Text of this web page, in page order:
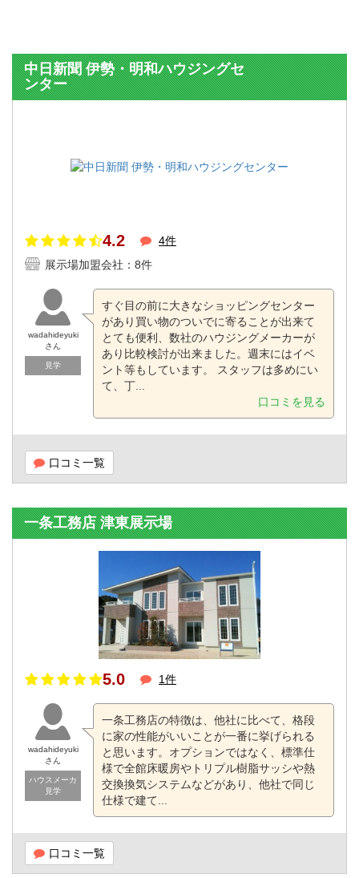
中日新聞 伊勢・明和ハウジングセ
ンター
4.2
4件
展示場加盟会社：8件
wadahideyuki
さん
見学
すぐ目の前に大きなショッピングセンター
があり買い物のついでに寄ることが出来て
とても便利、数社のハウジングメーカーが
あり比較検討が出来ました。週末にはイベ
ント等もしています。 スタッフは多めにい
て、丁...
口コミを見る
口コミ一覧
一条工務店 津東展示場
5.0 1件
wadahideyuki
さん
ハウスメーカ
見学
一条工務店の特徴は、他社に比べて、格段
に家の性能がいいことが一番に挙げられる
と思います。オプションではなく、標準仕
様で全館床暖房やトリプル樹脂サッシや熱
交換換気システムなどがあり、他社で同じ
仕様で建て...
口コミ一覧